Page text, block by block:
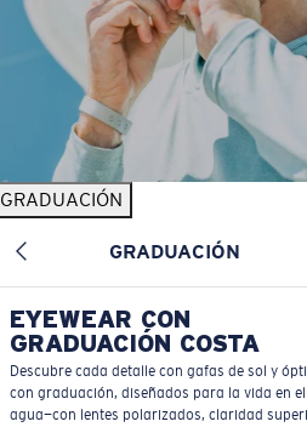
GRADUACIÓN
GRADUACIÓN
EYEWEAR CON
GRADUACIÓN COSTA
Descubre cada detalle con gafas de sol y
con graduación, diseñados para la vida en el
agua—con lentes polarizados, claridad